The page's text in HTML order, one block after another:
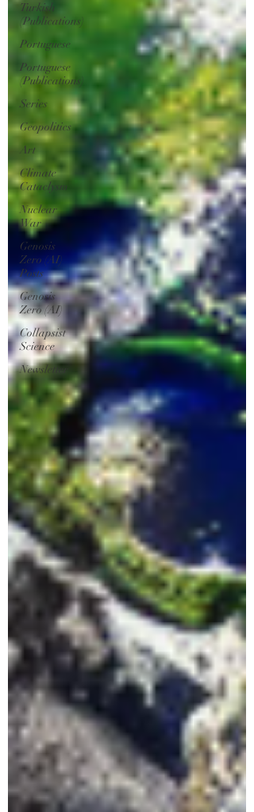
Turkish
(Publications)
Portuguese
Portuguese
(Publications)
Series
Geopolitics
Art
Climate
Cataclysm
Nuclear
War
Genosis
Zero (AI)
Posts
Genosis
Zero (AI)
Collapsist
Science
Newsletter